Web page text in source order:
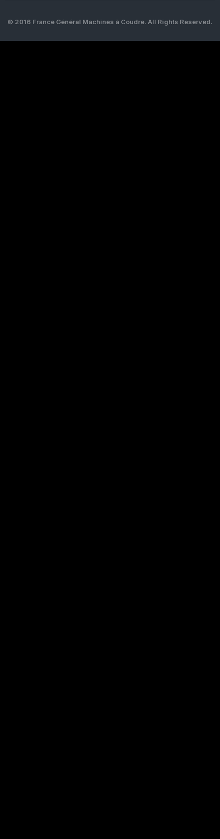
© 2016 France Général Machines à Coudre. All Rights Reserved.